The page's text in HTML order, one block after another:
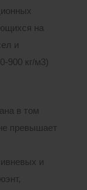
на
и
900 кг/м3)
в том
превышает
и